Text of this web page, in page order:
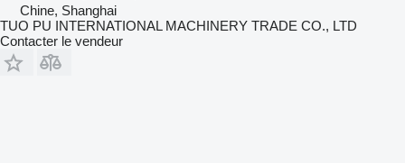
Chine, Shanghai
TUO PU INTERNATIONAL MACHINERY TRADE CO., LTD
Contacter le vendeur